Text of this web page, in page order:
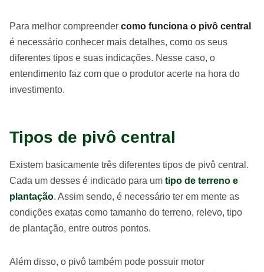
Para melhor compreender como funciona o pivô central
é necessário conhecer mais detalhes, como os seus
diferentes tipos e suas indicações. Nesse caso, o
entendimento faz com que o produtor acerte na hora do
investimento.
Tipos de pivô central
Existem basicamente três diferentes tipos de pivô central.
Cada um desses é indicado para um tipo de terreno e
plantação. Assim sendo, é necessário ter em mente as
condições exatas como tamanho do terreno, relevo, tipo
de plantação, entre outros pontos.
Além disso, o pivô também pode possuir motor